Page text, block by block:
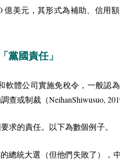
億美元，其形式為補助、信用
黨國責任」
軟體公司實施免稅令，一般認
查或制裁（NeihanShiwusuo,
求的責任。以下為數個例子。
總統大選（但他們失敗了），